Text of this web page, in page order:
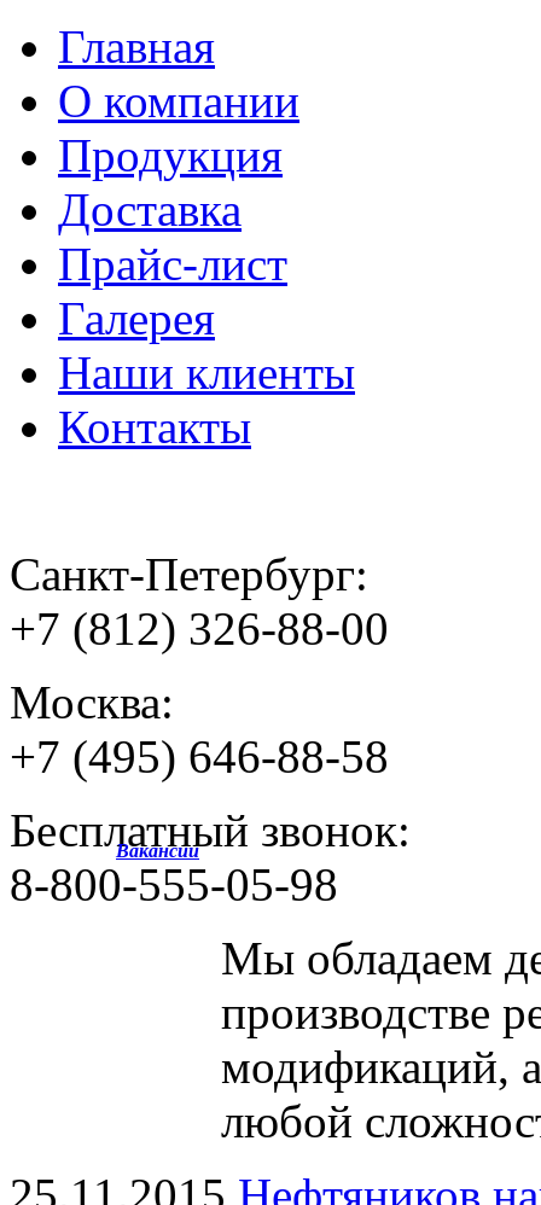
Главная
О компании
Продукция
Доставка
Прайс-лист
Галерея
Наши клиенты
Контакты
Санкт-Петербург:
+7 (812) 326-88-00
Москва:
+7 (495) 646-88-58
Бесплатный звонок:
8-800-555-05-98
Мы обладаем
производстве
модификаций,
любой
Вакансии